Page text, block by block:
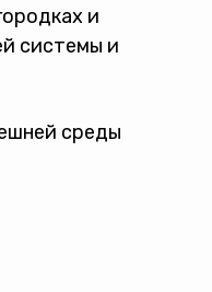
и
системы и
среды